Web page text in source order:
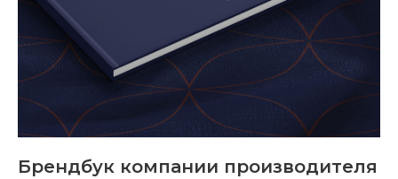
Брендбук компании производителя